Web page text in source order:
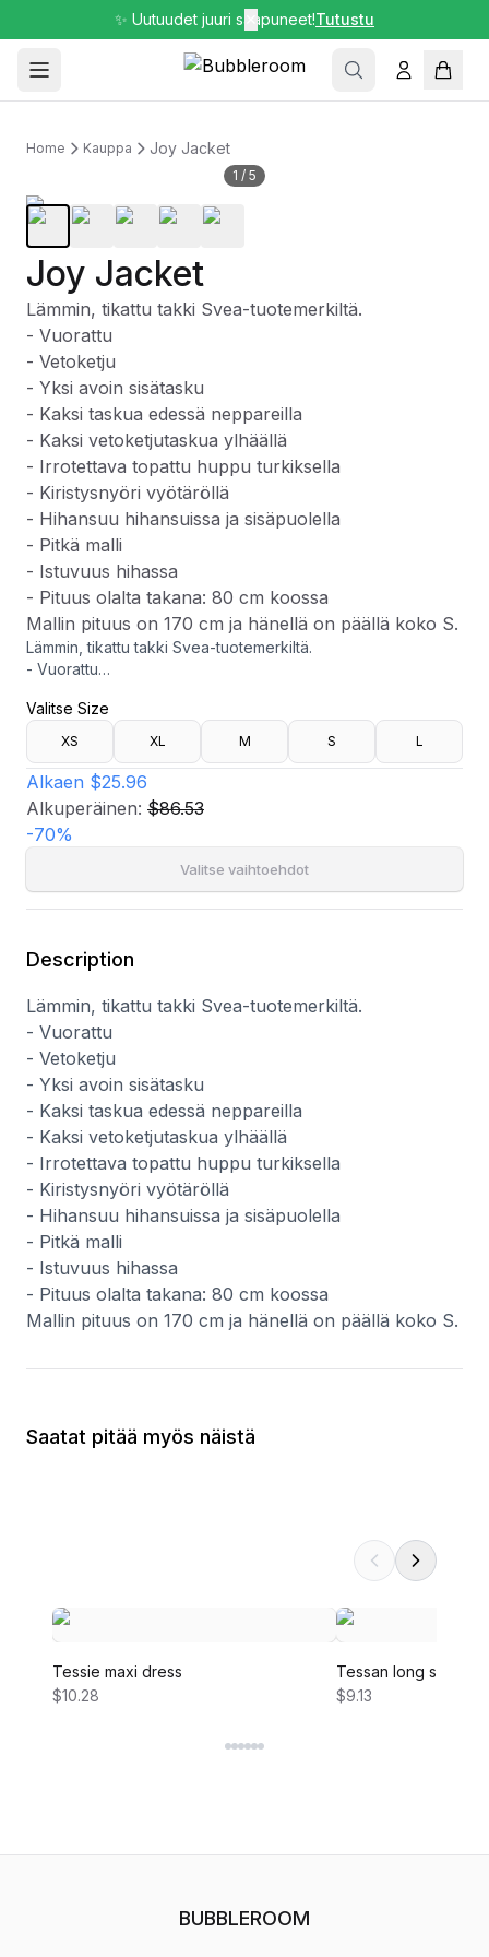
✨ Uutuudet juuri saapuneet!Tutustu
Home Kauppa Joy Jacket
1 / 5
Joy Jacket
Lämmin, tikattu takki Svea-tuotemerkiltä.
- Vuorattu
- Vetoketju
- Yksi avoin sisätasku
- Kaksi taskua edessä neppareilla
- Kaksi vetoketjutaskua ylhäällä
- Irrotettava topattu huppu turkiksella
- Kiristysnyöri vyötäröllä
- Hihansuu hihansuissa ja sisäpuolella
- Pitkä malli
- Istuvuus hihassa
- Pituus olalta takana: 80 cm koossa
Mallin pituus on 170 cm ja hänellä on päällä koko S.
Lämmin, tikattu takki Svea-tuotemerkiltä.
- Vuorattu
- Yksi avoin sisätasku
- Kaksi taskua edessä neppareilla
- Kaksi vetoketjutaskua ylhäällä
- Irrotettava topattu huppu turkiksella
- Kiristysnyöri vyötäröllä
- Hihansuu hihansuissa ja sisäpuolella
- Pitkä malli
- Pituus olalta takana: 80 cm koossa
Mallin pituus on 170 cm ja hänellä on päällä koko S.
Valitse Size
XS XL M S L
Alkaen $25.96
Alkuperäinen: $86.53
-70%
Valitse vaihtoehdot
Description
Lämmin, tikattu takki Svea-tuotemerkiltä.
- Vuorattu
- Vetoketju
- Yksi avoin sisätasku
- Kaksi taskua edessä neppareilla
- Kaksi vetoketjutaskua ylhäällä
- Irrotettava topattu huppu turkiksella
- Kiristysnyöri vyötäröllä
- Hihansuu hihansuissa ja sisäpuolella
- Pitkä malli
- Istuvuus hihassa
- Pituus olalta takana: 80 cm koossa
Mallin pituus on 170 cm ja hänellä on päällä koko S.
Saatat pitää myös näistä
Tessie maxi dress
$10.28
Tessan long sleeve
$9.13
BUBBLEROOM